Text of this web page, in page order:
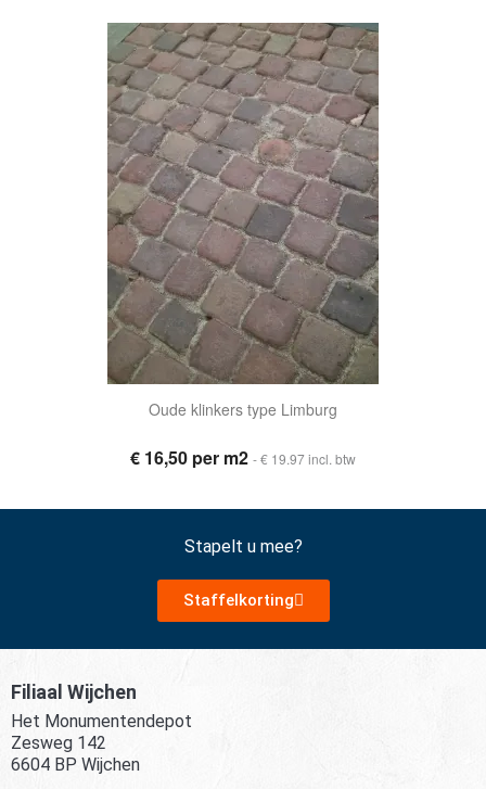
Oude klinkers type Limburg
€ 16,50 per m2 - € 19.97 incl. btw
Stapelt u mee?
Staffelkorting
Filiaal Wijchen
Het Monumentendepot
Zesweg 142
6604 BP Wijchen